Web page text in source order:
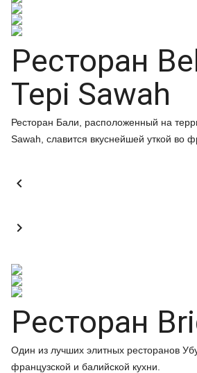
Ресторан
Tepi Sawah
Ресторан Бали, расположенный на
Sawah, славится вкуснейшей уткой во


Ресторан
Один из лучших элитных ресторанов
французской и балийской кухни.